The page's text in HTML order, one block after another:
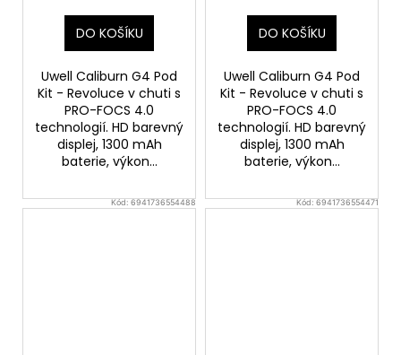
DO KOŠÍKU
Uwell Caliburn G4 Pod
Kit - Revoluce v chuti s
PRO-FOCS 4.0
technologií. HD barevný
displej, 1300 mAh
baterie, výkon...
DO KOŠÍKU
Uwell Caliburn G4 Pod
Kit - Revoluce v chuti s
PRO-FOCS 4.0
technologií. HD barevný
displej, 1300 mAh
baterie, výkon...
Kód:6941736554488 Kód:6941736554471